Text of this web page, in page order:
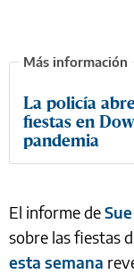
La policía
fiestas en
pandemia
El informe de
sobre las fiestas
esta semana